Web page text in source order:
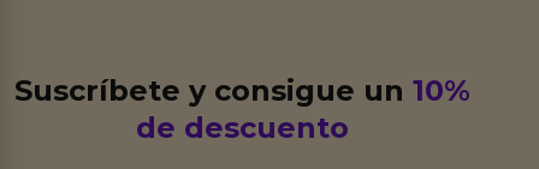
Suscríbete y consigue un10%
de descuento